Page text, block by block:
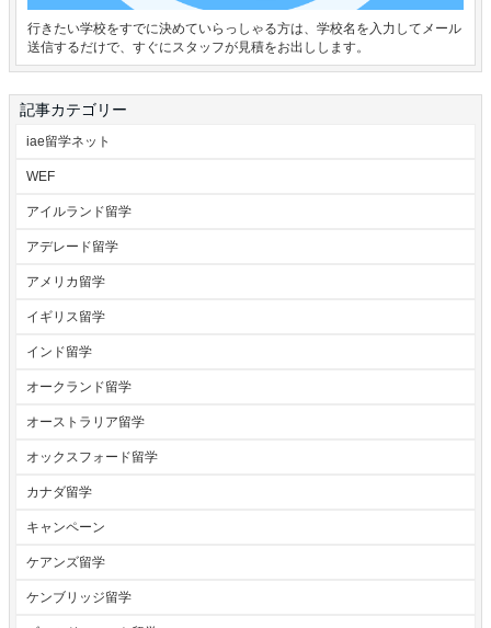
行きたい学校をすでに決めていらっしゃる方は、学校名を入力してメール
送信するだけで、すぐにスタッフが見積をお出しします。
記事カテゴリー
iae留学ネット
WEF
アイルランド留学
アデレード留学
アメリカ留学
イギリス留学
インド留学
オークランド留学
オーストラリア留学
オックスフォード留学
カナダ留学
キャンペーン
ケアンズ留学
ケンブリッジ留学